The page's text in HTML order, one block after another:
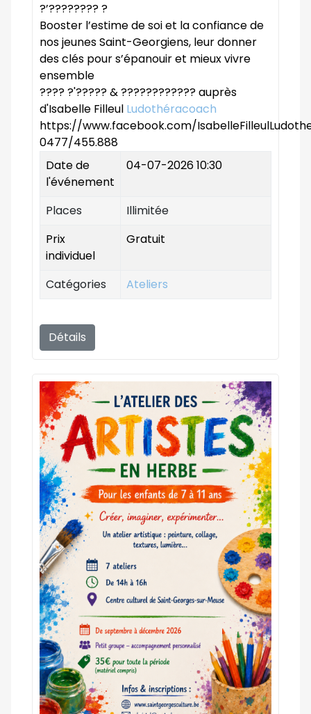
?’???????? ?
Booster l’estime de soi et la confiance de
nos jeunes Saint-Georgiens, leur donner
des clés pour s’épanouir et mieux vivre
ensemble
???? ?'????? & ???????????? auprès
d'Isabelle Filleul Ludothéracoach
https://www.facebook.com/
0477/455.888
Date de
l'événement
04-07-2026 10:30
Places
Illimitée
Prix
individuel
Gratuit
Catégories Ateliers
Détails